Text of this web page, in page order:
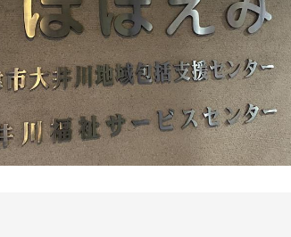
い出した時にでも、タイミングが合えば